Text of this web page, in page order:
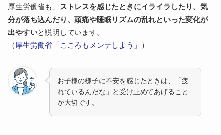
厚生労働省も、
ストレスを感じたときにイライラしたり、気
分が落ち込んだり、頭痛や睡眠リズムの乱れといった変化が
出やすいと説明しています。
（ 厚生労働省「こころもメンテしよう」 ）
お子様の様子に不安を感じたときは、「疲
れているんだな」と受け止めてあげること
が大切です。